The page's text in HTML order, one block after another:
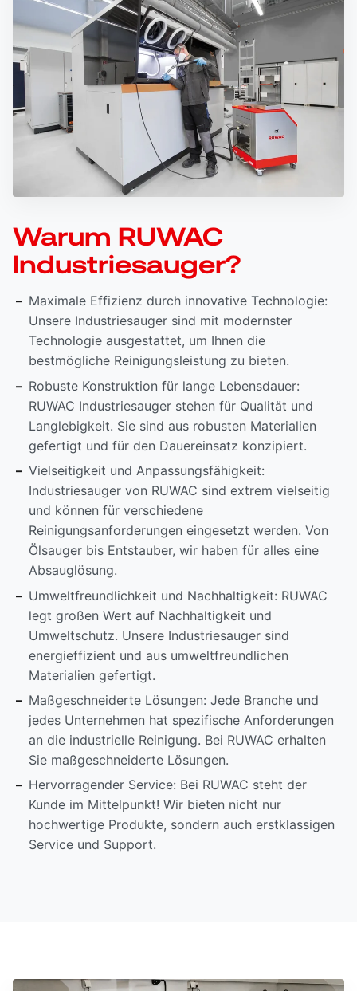
Warum RUWAC
Industriesauger?
Maximale Effizienz durch innovative Technologie:
Unsere Industriesauger sind mit modernster
Technologie ausgestattet, um Ihnen die
bestmögliche Reinigungsleistung zu bieten.
Robuste Konstruktion für lange Lebensdauer:
RUWAC Industriesauger stehen für Qualität und
Langlebigkeit. Sie sind aus robusten Materialien
gefertigt und für den Dauereinsatz konzipiert.
Vielseitigkeit und Anpassungsfähigkeit:
Industriesauger von RUWAC sind extrem vielseitig
und können für verschiedene
Reinigungsanforderungen eingesetzt werden. Von
Ölsauger bis Entstauber, wir haben für alles eine
Absauglösung.
Umweltfreundlichkeit und Nachhaltigkeit: RUWAC
legt großen Wert auf Nachhaltigkeit und
Umweltschutz. Unsere Industriesauger sind
energieffizient und aus umweltfreundlichen
Materialien gefertigt.
Maßgeschneiderte Lösungen: Jede Branche und
jedes Unternehmen hat spezifische Anforderungen
an die industrielle Reinigung. Bei RUWAC erhalten
Sie maßgeschneiderte Lösungen.
Hervorragender Service: Bei RUWAC steht der
Kunde im Mittelpunkt! Wir bieten nicht nur
hochwertige Produkte, sondern auch erstklassigen
Service und Support.